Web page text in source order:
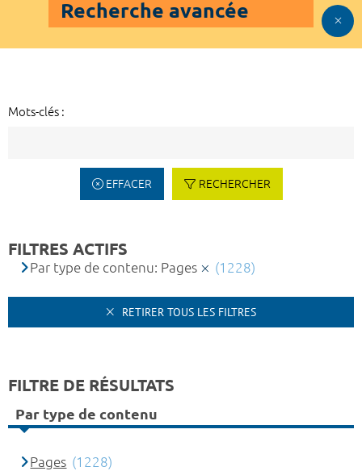
Recherche avancée
Mots-clés :
EFFACER RECHERCHER
FILTRES ACTIFS
Par type de contenu: Pages (1228)
RETIRER TOUS LES FILTRES
FILTRE DE RÉSULTATS
Par type de contenu
Pages (1228)